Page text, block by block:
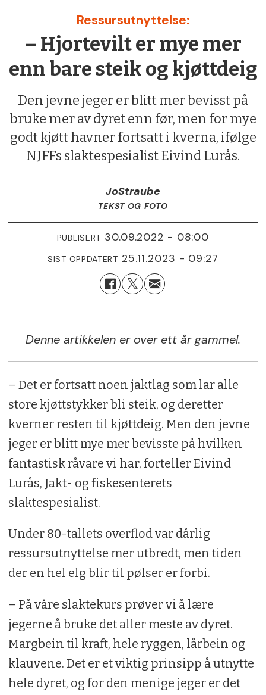
Ressursutnyttelse:
– Hjortevilt er mye mer
enn bare steik og kjøttdeig
Den jevne jeger er blitt mer bevisst på
bruke mer av dyret enn før, men for mye
godt kjøtt havner fortsatt i kverna, ifølge
NJFFs slaktespesialist Eivind Lurås.
JoStraube
TEKST OG FOTO
PUBLISERT 30.09.2022 - 08:00
SIST OPPDATERT 25.11.2023 - 09:27
Denne artikkelen er over ett år gammel.
– Det er fortsatt noen jaktlag som lar alle
store kjøttstykker bli steik, og deretter
kverner resten til kjøttdeig. Men den jevne
jeger er blitt mye mer bevisste på hvilken
fantastisk råvare vi har, forteller Eivind
Lurås, Jakt- og fiskesenterets
slaktespesialist.
Under 80-tallets overflod var dårlig
ressursutnyttelse mer utbredt, men tiden
der en hel elg blir til pølser er forbi.
– På våre slaktekurs prøver vi å lære
jegerne å bruke det aller meste av dyret.
Margbein til kraft, hele ryggen, lårbein og
klauvene. Det er et viktig prinsipp å utnytte
hele dyret, og for den menige jeger er det